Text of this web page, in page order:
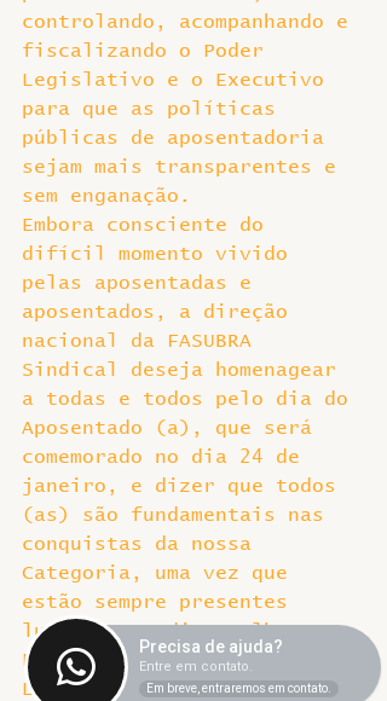
controlando, acompanhando e
fiscalizando o Poder
Legislativo e o Executivo
para que as políticas
públicas de aposentadoria
sejam mais transparentes e
sem enganação.
Embora consciente do
difícil momento vivido
pelas aposentadas e
aposentados, a direção
nacional da FASUBRA
Sindical deseja homenagear
a todas e todos pelo dia do
Aposentado (a), que será
comemorado no dia 24 de
janeiro, e dizer que todos
(as) são fundamentais nas
conquistas da nossa
Categoria, uma vez que
estão sempre presentes
lutando por dias melhores.
PARABÉNS A TODAS E TODOS! A
LUTA CONTINUA!!!
Precisa de ajuda?
Entre em contato.
Em breve, entraremos em contato.